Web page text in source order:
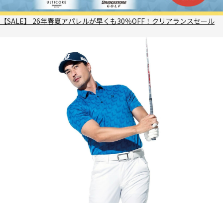
【SALE】 26年春夏アパレルが早くも30％OFF！クリアランスセール